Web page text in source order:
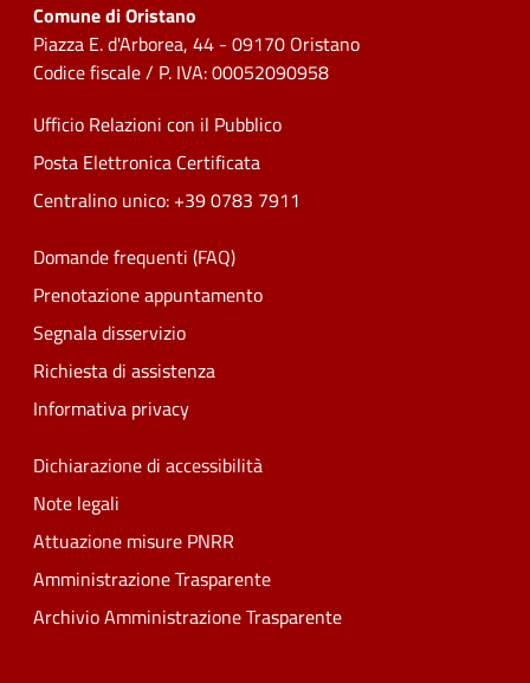
Comune di Oristano
Piazza E. d'Arborea, 44 - 09170 Oristano
Codice fiscale / P. IVA: 00052090958
Ufficio Relazioni con il Pubblico
Posta Elettronica Certificata
Centralino unico: +39 0783 7911
Domande frequenti (FAQ)
Prenotazione appuntamento
Segnala disservizio
Richiesta di assistenza
Informativa privacy
Dichiarazione di accessibilità
Note legali
Attuazione misure PNRR
Amministrazione Trasparente
Archivio Amministrazione Trasparente